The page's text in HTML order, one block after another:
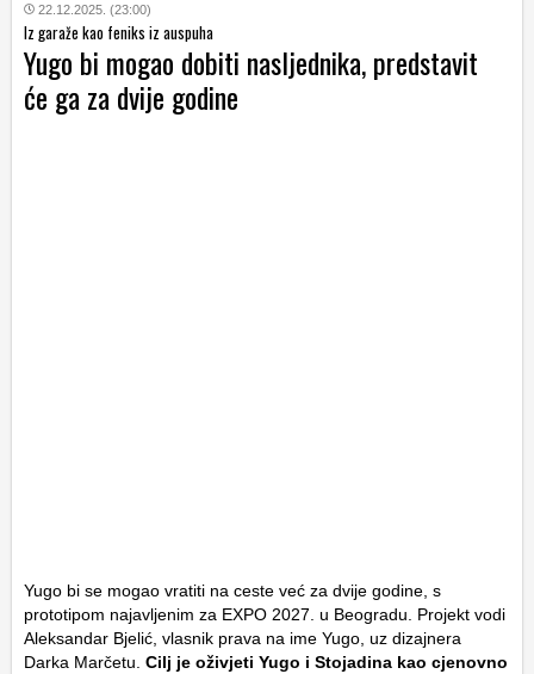
22.12.2025. (23:00)
Iz garaže kao feniks iz auspuha
Yugo bi mogao dobiti nasljednika, predstavit
će ga za dvije godine
Yugo bi se mogao vratiti na ceste već za dvije godine, s
prototipom najavljenim za EXPO 2027. u Beogradu. Projekt vodi
Aleksandar Bjelić, vlasnik prava na ime Yugo, uz dizajnera
Darka Marčetu. Cilj je oživjeti Yugo i Stojadina kao cjenovno